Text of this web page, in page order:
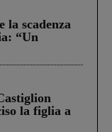
la scadenza
“Un
la figlia a